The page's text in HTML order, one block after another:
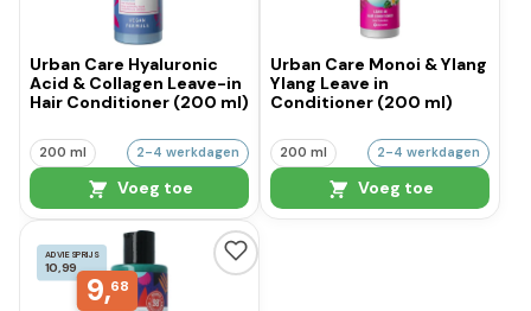
Urban Care Hyaluronic
Acid & Collagen Leave-in
Hair Conditioner (200 ml)
200 ml 2-4 werkdagen
Voeg toe
Urban Care Monoi & Ylang
Ylang Leave in
Conditioner (200 ml)
200 ml 2-4 werkdagen
Voeg toe
ADVIESPRIJS
10,99
9,68